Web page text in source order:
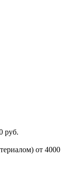
руб.
от 4000